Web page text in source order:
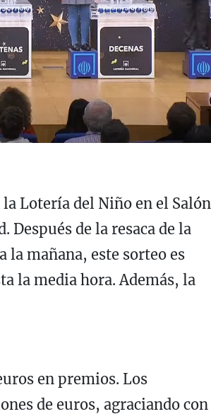
la Lotería del Niño en el Salón
Después de la resaca de la
la mañana, este sorteo es
la media hora. Además, la
en premios. Los
de euros, agraciando con